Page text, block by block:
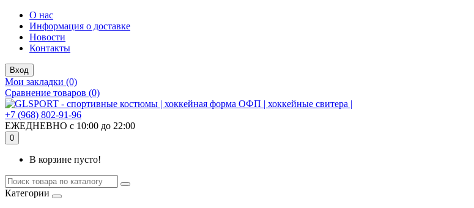
О нас
Информация о доставке
Новости
Контакты
Вход
Мои закладки (0)
Сравнение товаров (0)
+7 (968) 802-91-96
ЕЖЕДНЕВНО с 10:00 до 22:00
0
В корзине пусто!
Категории